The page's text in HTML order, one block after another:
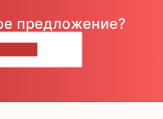
предложение?